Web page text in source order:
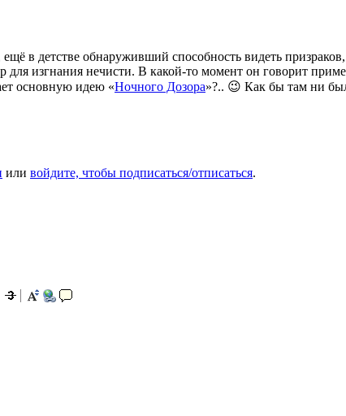
ещё в детстве обнаруживший способность видеть
для изгнания нечисти. В какой-то момент он говорит
основную идею «Ночного Дозора»?.. 😉 Как бы там ни
или войдите, чтобы подписаться/отписаться.